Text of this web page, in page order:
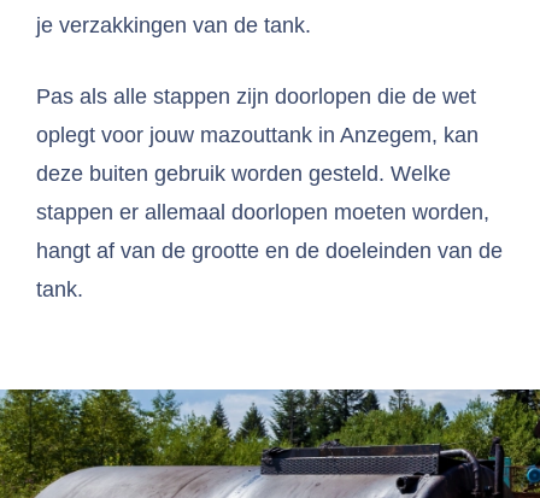
je verzakkingen van de tank.
Pas als alle stappen zijn doorlopen die de wet
oplegt voor jouw mazouttank in Anzegem, kan
deze buiten gebruik worden gesteld. Welke
stappen er allemaal doorlopen moeten worden,
hangt af van de grootte en de doeleinden van de
tank.